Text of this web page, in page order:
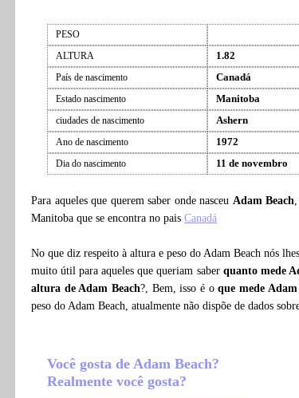
PESO
ALTURA
1.82
País de nascimento Canadá
Estado nascimento Manitoba
ciudades de nascimento Ashern
Ano de nascimento 1972
Dia do nascimento 11 de novembro
Para aqueles que querem saber onde nasceu Adam Beach
Manitoba que se encontra no pais Canadá
No que diz respeito à altura e peso do Adam Beach nós
muito útil para aqueles que queriam saber quanto mede
altura de Adam Beach?, Bem, isso é oque mede Adam
peso do Adam Beach, atualmente não dispõe de dados
Você gosta de Adam Beach?
Realmente você gosta?